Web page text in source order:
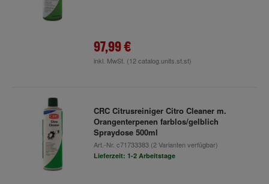
97,99 €
inkl. MwSt. (12 catalog.units.st.st)
CRC Citrusreiniger Citro Cleaner m.
Orangenterpenen farblos/gelblich
Spraydose 500ml
Art.-Nr. c71733383(2 Varianten verfügbar)
Lieferzeit: 1-2 Arbeitstage